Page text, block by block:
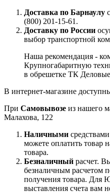
Доставка по Барнаулу
(800) 201-15-61.
Доставку по России
выбор транспортной
Наша рекомендация -
Крупногабаритную
в обрешетке ТК
В интернет-магазине
При Самовывозе из нашего
Малахова, 122
Наличными
можете оплатить товар
товара.
Безналичный расчет.
безналичным расчетом
получения товара. Для
выставления счета вам